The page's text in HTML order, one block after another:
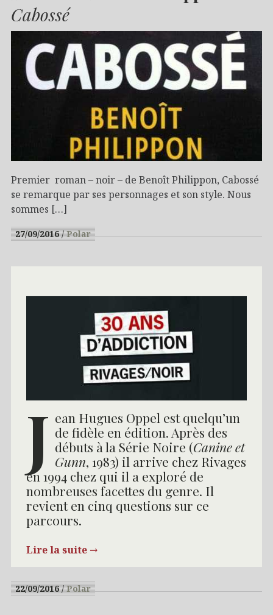
Cabossé
Premier roman – noir – de Benoît Philippon, Cabossé
se remarque par ses personnages et son style. Nous
sommes […]
27/09/2016 Polar
J ean Hugues Oppel est quelqu’un
de fidèle en édition. Après des
débuts à la Série Noire (Canine et
Gunn, 1983) il arrive chez Rivages
en 1994 chez qui il a exploré de
nombreuses facettes du genre. Il
revient en cinq questions sur ce
parcours.
Lire la suite →
22/09/2016 Polar